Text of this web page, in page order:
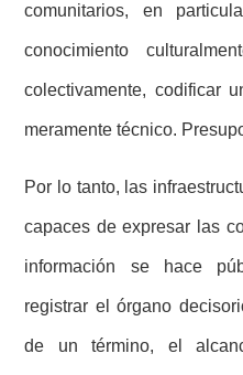
comunitarios, en
conocimiento
colectivamente, codificar
meramente técnico.
Por lo tanto, las
capaces de expresar las
información se hace
registrar el órgano
de un término, el